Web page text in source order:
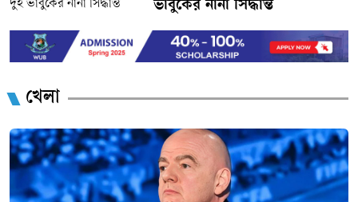
ভাবুকের নানা সিদ্ধান্ত
খেলা